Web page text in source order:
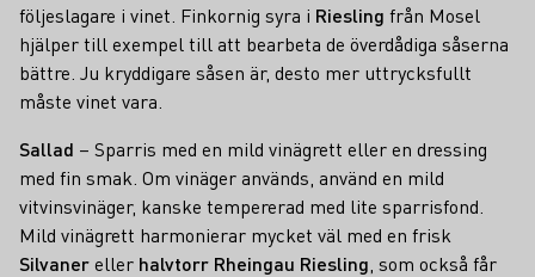
följeslagare i vinet. Finkornig syra i Riesling från Mosel
hjälper till exempel till att bearbeta de överdådiga såserna
bättre. Ju kryddigare såsen är, desto mer uttrycksfullt
måste vinet vara.
Sallad – Sparris med en mild vinägrett eller en dressing
med fin smak. Om vinäger används, använd en mild
vitvinsvinäger, kanske tempererad med lite sparrisfond.
Mild vinägrett harmonierar mycket väl med en frisk
Silvanereller halvtorr Rheingau Riesling , som också får